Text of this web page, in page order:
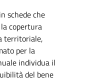
schede che
copertura
territoriale,
per la
individua il
del bene